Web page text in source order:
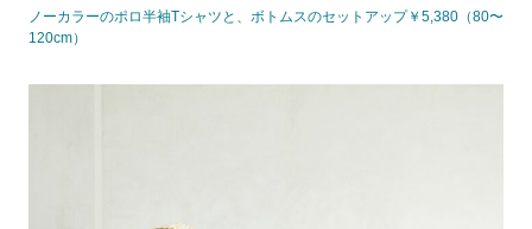
ノーカラーのポロ半袖Tシャツと、ボトムスのセットアップ￥5,380（80〜
120cm）